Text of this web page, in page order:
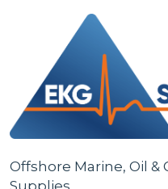
Offshore Marine, Oil &
Supplies.